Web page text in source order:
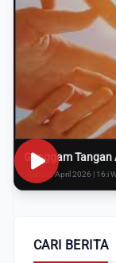
Genggam
Rabu, 8 April 2026 | 16:i
CARI BERITA